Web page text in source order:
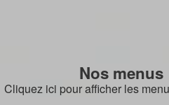
Nos menus
Cliquez ici pour afficher les